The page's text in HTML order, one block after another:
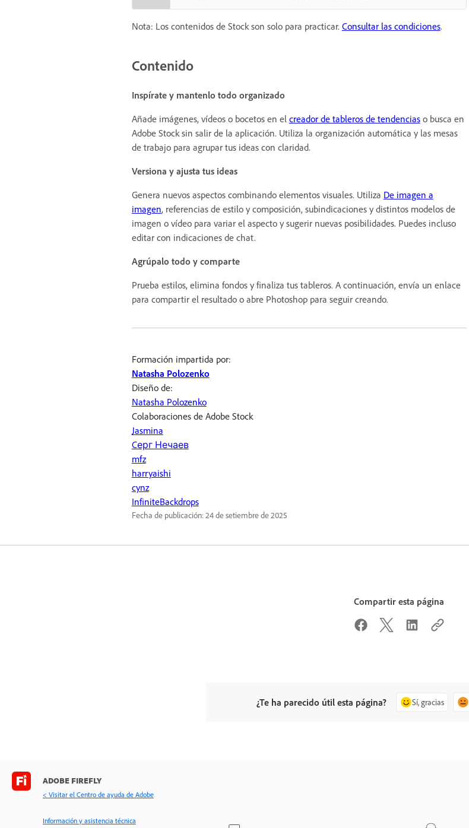
Nota: Los contenidos de Stock son solo para practicar. Consultar las condiciones.
Contenido
Inspírate y mantenlo todo organizado
Añade imágenes, vídeos o bocetos en el creador de tableros de tendenciaso busca en
Adobe Stock sin salir de la aplicación. Utiliza la organización automática y las mesas
de trabajo para agrupar tus ideas con claridad.
Versiona y ajusta tus ideas
Genera nuevos aspectos combinando elementos visuales. Utiliza De imagen a
imagen, referencias de estilo y composición, subindicaciones y distintos modelos de
imagen o vídeo para variar el aspecto y sugerir nuevas posibilidades. Puedes incluso
editar con indicaciones de chat.
Agrúpalo todo y comparte
Prueba estilos, elimina fondos y finaliza tus tableros. A continuación, envía un enlace
para compartir el resultado o abre Photoshop para seguir creando.
Formación impartida por:
Natasha Polozenko
Diseño de:
Natasha Polozenko
Colaboraciones de Adobe Stock
Jasmina
Cерг Нечаев
mfz
harryaishi
cynz
InfiniteBackdrops
Fecha de publicación:24 de setiembre de 2025
Compartir esta página
¿Te ha parecido útil esta página? Sí, gracias
ADOBE FIREFLY
< Visitar el Centro de ayuda de Adobe
Información y asistencia técnica